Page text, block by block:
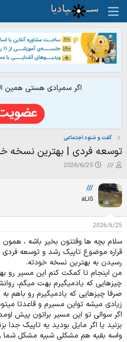
اگر سمپادی هستی همین
گفت و شنود اجتماعی
توسعه فردی | بهترین نسخه
ش
و
ع
ک
ن
ن
د
ه
م
و
ض
و
ع
///
ت
ر
ی
خ
ر
2026/6/25
///
aLiG
2026/6/25
سلام بچه ها وقتتون بخیر باشه ،
قراره موضوع تاپیک رشد و توسعه
رسیدن به بهترین نسخه خودته.
من اینجام تا کمکت کنم این مسیر رو
چیزهایی که یادمیگیرم بهت میگم،
صرفا چیزهایی که یادمیگیرم رو باهم
زیادی میشه تواین مسیرم و قاعدتا
اگر سوالی تو این مسیر براتون پیش
بزنید یا اگر مایل بودید یه تاپیک جدا
واسه بقیه هم مشکلی شبیه مشکل شما